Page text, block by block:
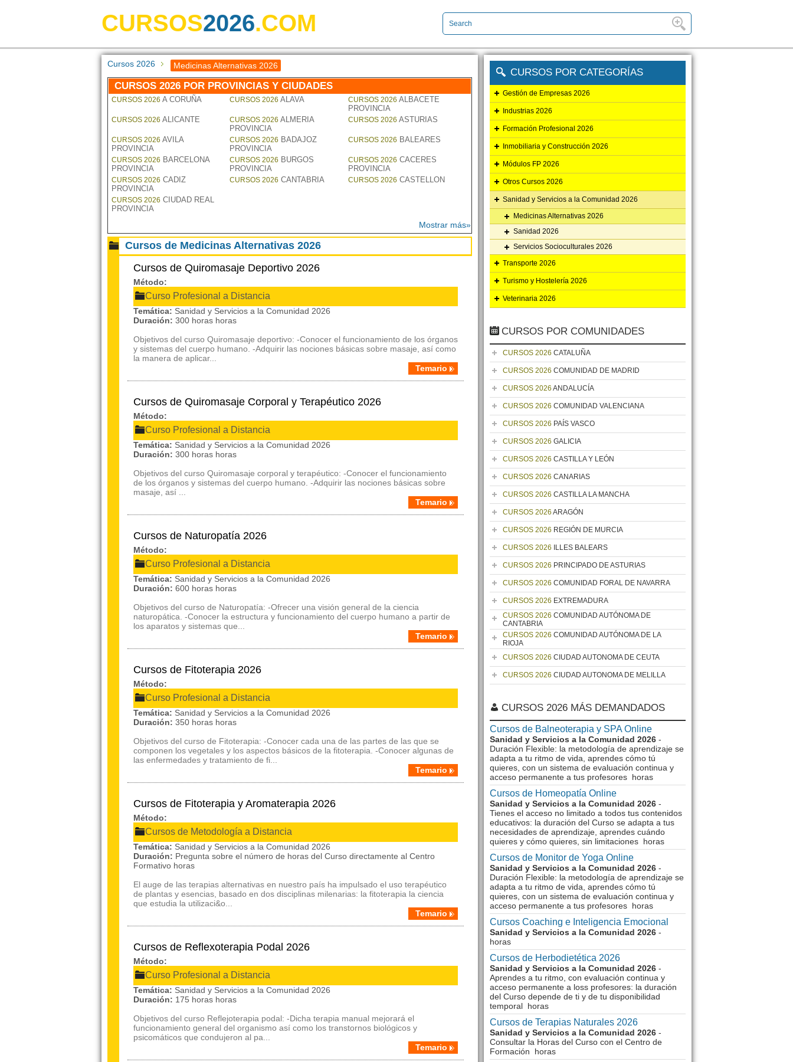
CURSOS2026.COM
Cursos 2026 Medicinas Alternativas 2026
CURSOS 2026 POR PROVINCIAS Y CIUDADES
CURSOS 2026 A CORUÑA CURSOS 2026 ALAVA CURSOS 2026 ALBACETE
PROVINCIA
CURSOS 2026 ALICANTE CURSOS 2026 ALMERIA
PROVINCIA
CURSOS 2026 ASTURIAS
CURSOS 2026 AVILA
PROVINCIA
CURSOS 2026 BADAJOZ
PROVINCIA
CURSOS 2026 BALEARES
CURSOS 2026 BARCELONA
PROVINCIA
CURSOS 2026 BURGOS
PROVINCIA
CURSOS 2026 CACERES
PROVINCIA
CURSOS 2026 CADIZ
PROVINCIA
CURSOS 2026 CANTABRIA CURSOS 2026 CASTELLON
CURSOS 2026 CIUDAD REAL
PROVINCIA
Mostrar más»
Cursos de Medicinas Alternativas 2026
Cursos de Quiromasaje Deportivo 2026
Método:
Curso Profesional a Distancia
Temática: Sanidad y Servicios a la Comunidad 2026
Duración: 300 horas horas
Objetivos del curso Quiromasaje deportivo: -Conocer el funcionamiento de los órganos
y sistemas del cuerpo humano. -Adquirir las nociones básicas sobre masaje, así como
la manera de aplicar...
Temario
Cursos de Quiromasaje Corporal y Terapéutico 2026
Método:
Curso Profesional a Distancia
Temática: Sanidad y Servicios a la Comunidad 2026
Duración: 300 horas horas
Objetivos del curso Quiromasaje corporal y terapéutico: -Conocer el funcionamiento
de los órganos y sistemas del cuerpo humano. -Adquirir las nociones básicas sobre
masaje, así ...
Temario
Cursos de Naturopatía 2026
Método:
Curso Profesional a Distancia
Temática: Sanidad y Servicios a la Comunidad 2026
Duración: 600 horas horas
Objetivos del curso de Naturopatía: -Ofrecer una visión general de la ciencia
naturopática. -Conocer la estructura y funcionamiento del cuerpo humano a partir de
los aparatos y sistemas que...
Temario
Cursos de Fitoterapia 2026
Método:
Curso Profesional a Distancia
Temática: Sanidad y Servicios a la Comunidad 2026
Duración: 350 horas horas
Objetivos del curso de Fitoterapia: -Conocer cada una de las partes de las que se
componen los vegetales y los aspectos básicos de la fitoterapia. -Conocer algunas de
las enfermedades y tratamiento de fi...
Temario
Cursos de Fitoterapia y Aromaterapia 2026
Método:
Cursos de Metodología a Distancia
Temática: Sanidad y Servicios a la Comunidad 2026
Duración: Pregunta sobre el número de horas del Curso directamente al Centro
Formativo horas
El auge de las terapias alternativas en nuestro paí­s ha impulsado el uso terapéutico
de plantas y esencias, basado en dos disciplinas milenarias: la fitoterapia la ciencia
que estudia la utilizaci&o...
Temario
Cursos de Reflexoterapia Podal 2026
Método:
Curso Profesional a Distancia
Temática: Sanidad y Servicios a la Comunidad 2026
Duración: 175 horas horas
Objetivos del curso Reflejoterapia podal: -Dicha terapia manual mejorará el
funcionamiento general del organismo así como los transtornos biológicos y
psicomáticos que condujeron al pa...
Temario
CURSOS POR CATEGORÍAS
Gestión de Empresas 2026
Industrias 2026
Formación Profesional 2026
Inmobiliaria y Construcción 2026
Módulos FP 2026
Otros Cursos 2026
Sanidad y Servicios a la Comunidad 2026
Medicinas Alternativas 2026
Sanidad 2026
Servicios Socioculturales 2026
Transporte 2026
Turismo y Hostelería 2026
Veterinaria 2026
CURSOS POR COMUNIDADES
CURSOS 2026 CATALUÑA
CURSOS 2026 COMUNIDAD DE MADRID
CURSOS 2026 ANDALUCÍA
CURSOS 2026 COMUNIDAD VALENCIANA
CURSOS 2026 PAÍS VASCO
CURSOS 2026 GALICIA
CURSOS 2026 CASTILLA Y LEÓN
CURSOS 2026 CANARIAS
CURSOS 2026 CASTILLA LA MANCHA
CURSOS 2026 ARAGÓN
CURSOS 2026 REGIÓN DE MURCIA
CURSOS 2026 ILLES BALEARS
CURSOS 2026 PRINCIPADO DE ASTURIAS
CURSOS 2026 COMUNIDAD FORAL DE NAVARRA
CURSOS 2026 EXTREMADURA
CURSOS 2026 COMUNIDAD AUTÓNOMA DE
CANTABRIA
CURSOS 2026 COMUNIDAD AUTÓNOMA DE LA
RIOJA
CURSOS 2026 CIUDAD AUTONOMA DE CEUTA
CURSOS 2026 CIUDAD AUTONOMA DE MELILLA
CURSOS 2026 MÁS DEMANDADOS
Cursos de Balneoterapia y SPA Online
Sanidad y Servicios a la Comunidad 2026 -
Duración Flexible: la metodología de aprendizaje se
adapta a tu ritmo de vida, aprendes cómo tú
quieres, con un sistema de evaluación continua y
acceso permanente a tus profesores horas
Cursos de Homeopatía Online
Sanidad y Servicios a la Comunidad 2026 -
Tienes el acceso no limitado a todos tus contenidos
educativos: la duración del Curso se adapta a tus
necesidades de aprendizaje, aprendes cuándo
quieres y cómo quieres, sin limitaciones horas
Cursos de Monitor de Yoga Online
Sanidad y Servicios a la Comunidad 2026 -
Duración Flexible: la metodología de aprendizaje se
adapta a tu ritmo de vida, aprendes cómo tú
quieres, con un sistema de evaluación continua y
acceso permanente a tus profesores horas
Cursos Coaching e Inteligencia Emocional
Sanidad y Servicios a la Comunidad 2026 -
horas
Cursos de Herbodietética 2026
Sanidad y Servicios a la Comunidad 2026 -
Aprendes a tu ritmo, con evaluación continua y
acceso permanente a loss profesores: la duración
del Curso depende de ti y de tu disponibilidad
temporal horas
Cursos de Terapias Naturales 2026
Sanidad y Servicios a la Comunidad 2026 -
Consultar la Horas del Curso con el Centro de
Formación horas